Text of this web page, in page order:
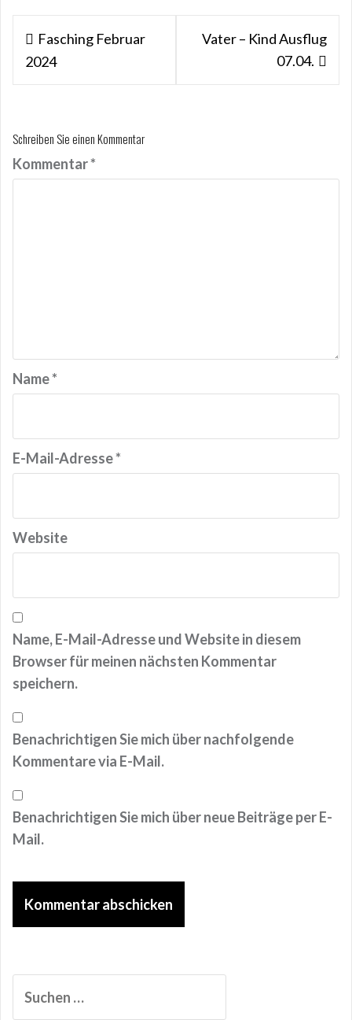
Fasching Februar
2024
Vater – Kind Ausflug
07.04.
Schreiben Sie einen Kommentar
Kommentar*
Name*
E-Mail-Adresse*
Website
Name, E-Mail-Adresse und Website in diesem
Browser für meinen nächsten Kommentar
speichern.
Benachrichtigen Sie mich über nachfolgende
Kommentare via E-Mail.
Benachrichtigen Sie mich über neue Beiträge per E-
Mail.
nach: